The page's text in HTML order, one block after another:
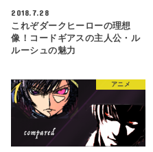
2018.7.28
これぞダークヒーローの理想
像！コードギアスの主人公・ル
ルーシュの魅力
アニメ